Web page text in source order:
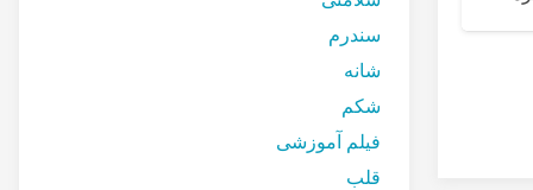
هنگام کار زیاد با موبایل
سندرم
شانه
شکم
فیلم آموزشی
قلب